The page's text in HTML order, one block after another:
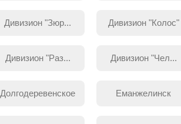
Дивизион "Зюр... Дивизион "Колос"
Дивизион "Раз... Дивизион "Чел...
Долгодеревенское Еманжелинск